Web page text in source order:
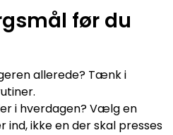
før du
allerede? Tænk i
i hverdagen? Vælg en
ind, ikke en der skal presses